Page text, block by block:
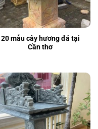
20 mẫu cây hương đá tại
Cần thơ